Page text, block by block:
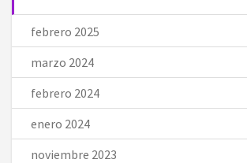
febrero 2025
marzo 2024
febrero 2024
enero 2024
noviembre 2023